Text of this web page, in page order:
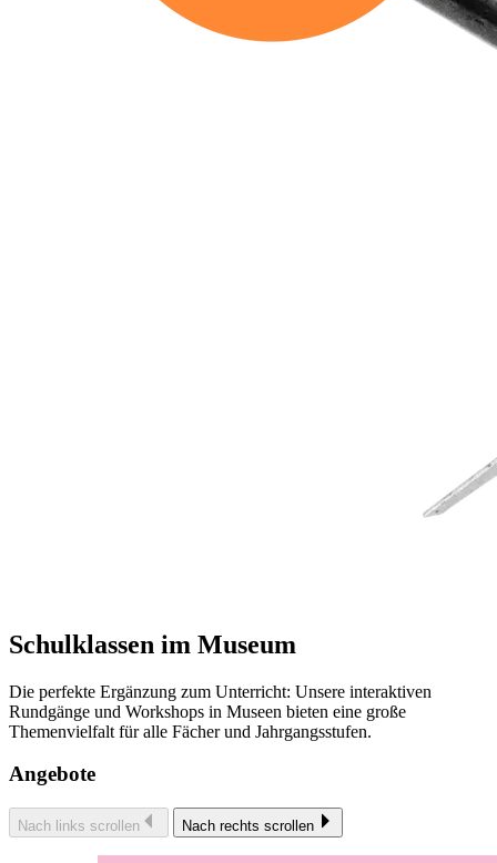
Schulklassen im Museum
Die perfekte Ergänzung zum Unterricht: Unsere interaktiven
Rundgänge und Workshops in Museen bieten eine große
Themenvielfalt für alle Fächer und Jahrgangsstufen.
Angebote
Nach links scrollen Nach rechts scrollen